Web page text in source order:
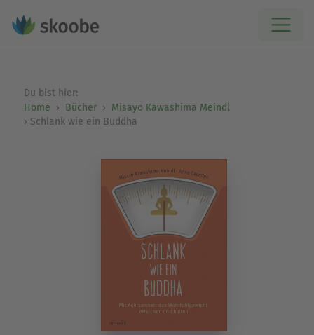
Du bist hier:
Home
Bücher
Misayo Kawashima Meindl
Schlank wie ein Buddha